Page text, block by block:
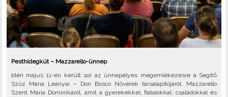
Pesthidegkút – Mazzarello-ünnep
Idén május 11-én került sor az ünnepélyes megemlékezésre a Segítő
Szűz Mária Leányai – Don Bosco Nővérek társalapítójáról, Mazzarello
Szent Mária Dominikáról, amit a gyerekekkel, fiatalokkal, családokkal és